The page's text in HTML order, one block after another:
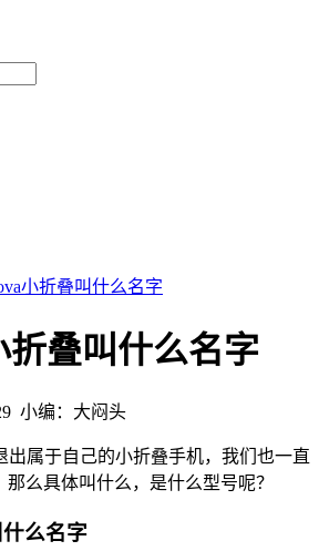
小折叠叫什么名字
折叠叫什么名字
小编：大闷头
出属于自己的小折叠手机，我们也一直
那么具体叫什么，是什么型号呢？
么名字